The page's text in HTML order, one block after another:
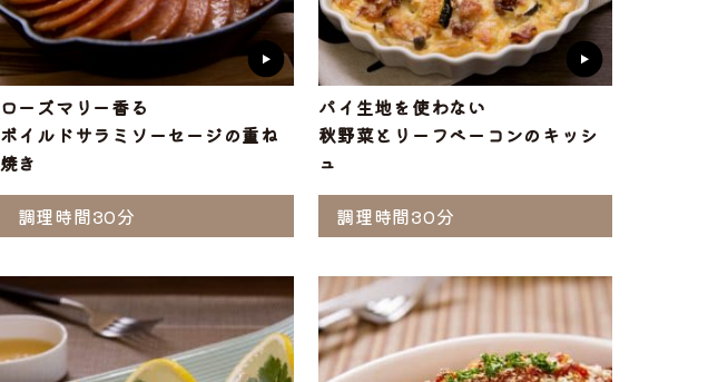
ローズマリー香る
ボイルドサラミソーセージの重ね
焼き
調理時間30分
パイ生地を使わない
秋野菜とリーフベーコンのキッシ
ュ
調理時間30分